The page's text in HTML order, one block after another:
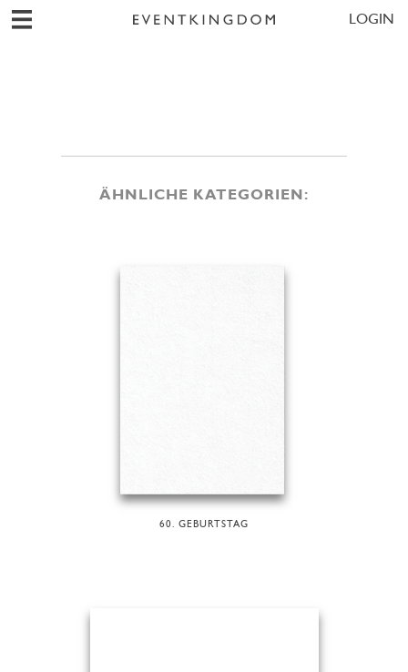
LOGIN
ÄHNLICHE KATEGORIEN:
60. GEBURTSTAG